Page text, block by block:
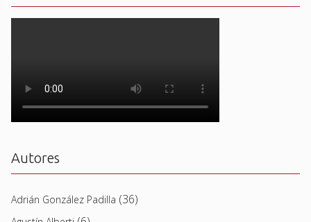
Autores
Adrián González Padilla (36)